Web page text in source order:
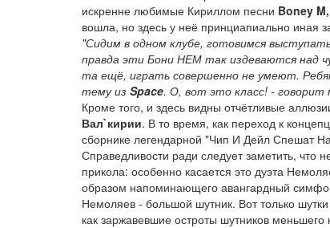
искренне любимые Кириллом песни Boney
вошла, но здесь у неё принциапиально иная
"Сидим в одном клубе, готовимся
правда эти Бони НЕМ так издеваются над
та ещё, играть совершенно не умеют.
тему из Space. О, вот это класс! -
Кроме того, и здесь видны отчётливые
Вал`кирии. В то время, как переход к
сборнике легендарной "Чип И Дейл Спешат
Справедливости ради следует заметить, что
прикола: особенно касается это дуэта
образом напоминающего авангардный
Немоляев - большой шутник. Вот только
как заржавевшие остроты шутников